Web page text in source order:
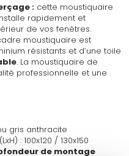
: cette moustiquaire
rapidement et
de vos fenêtres.
moustiquaire est
résistants et d’une toile
. La moustiquaire de
professionnelle et une
gris anthracite
: 100x120 / 130x150
de montage